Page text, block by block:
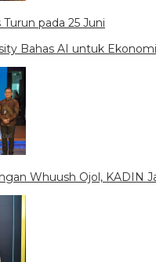
pada 25 Juni
Bahas AI untuk
Whuush Ojol, KADIN